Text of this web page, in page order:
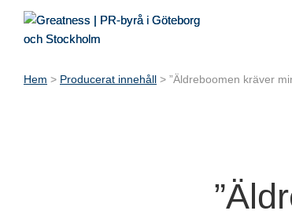
Hem > Producerat innehåll > ”Äldreboomen kräver